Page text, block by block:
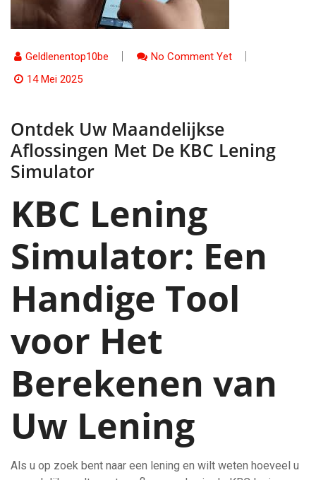
Geldlenentop10be
No Comment Yet
14 Mei 2025
Ontdek Uw Maandelijkse
Aflossingen Met De KBC Lening
Simulator
KBC Lening
Simulator: Een
Handige Tool
voor Het
Berekenen van
Uw Lening
Als u op zoek bent naar een lening en wilt weten hoeveel u